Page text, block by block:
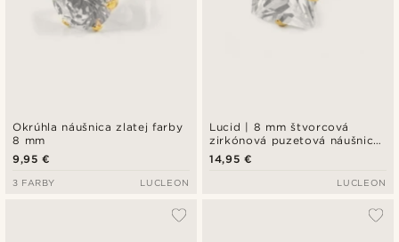
Okrúhla náušnica zlatej farby
8 mm
9,95 €
3 FARBY LUCLEON
Lucid | 8 mm štvorcová
zirkónová puzetová náušnica
v zlatom tóne z mincového
striebra 925
14,95 €
LUCLEON